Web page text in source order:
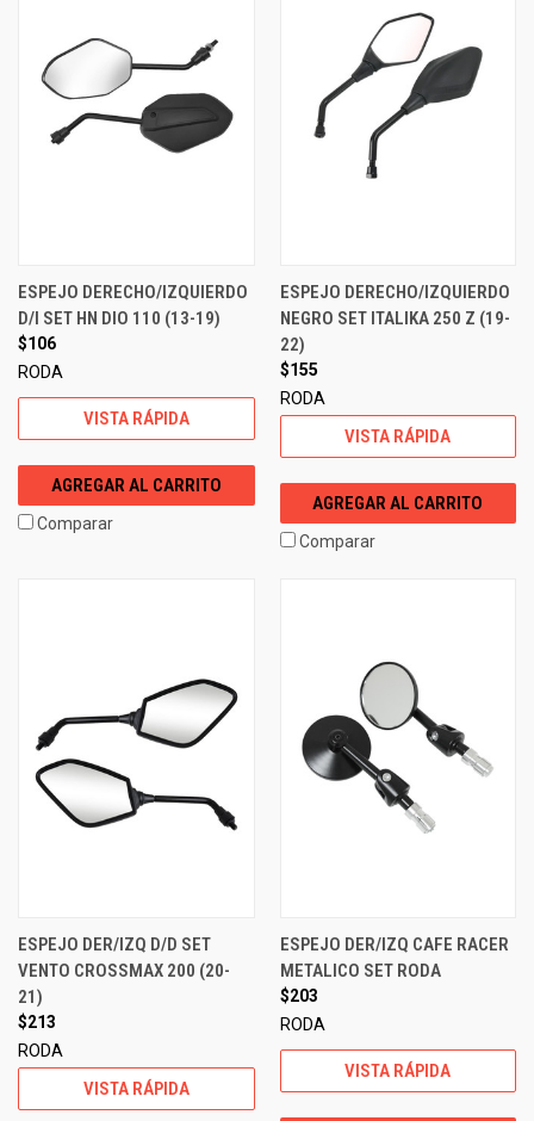
ESPEJO DERECHO/IZQUIERDO
D/I SET HN DIO 110 (13-19)
$106
RODA
VISTA RÁPIDA
AGREGAR AL CARRITO
Comparar
ESPEJO DERECHO/IZQUIERDO
NEGRO SET ITALIKA 250 Z (19-
22)
$155
RODA
VISTA RÁPIDA
AGREGAR AL CARRITO
Comparar
ESPEJO DER/IZQ D/D SET
VENTO CROSSMAX 200 (20-
21)
$213
RODA
VISTA RÁPIDA
ESPEJO DER/IZQ CAFE RACER
METALICO SET RODA
$203
RODA
VISTA RÁPIDA